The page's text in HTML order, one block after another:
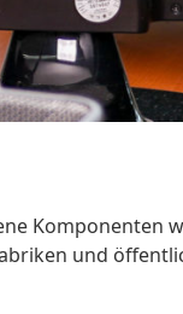
Komponenten
und